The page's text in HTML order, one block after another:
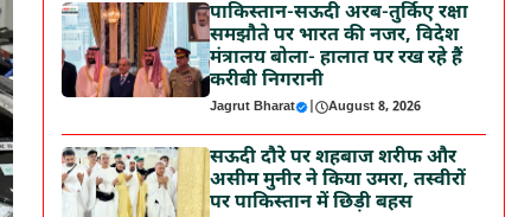
पाकिस्तान-सऊदी अरब-तुर्किए रक्षा
समझौते पर भारत की नजर, विदेश
मंत्रालय बोला- हालात पर रख रहे हैं
करीबी निगरानी
Jagrut Bharat | August 8, 2026
सऊदी दौरे पर शहबाज शरीफ और
असीम मुनीर ने किया उमरा, तस्वीरों
पर पाकिस्तान में छिड़ी बहस